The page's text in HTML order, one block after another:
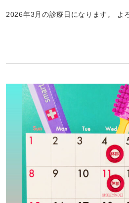
2026年3月の診療日になります。 よ